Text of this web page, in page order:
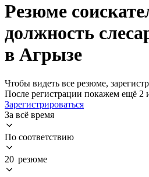
Резюме
должность
в Агрызе
Чтобы видеть все резюме,
После регистрации покажем ещё 2
Зарегистрироваться
За всё время
По соответствию
20 резюме